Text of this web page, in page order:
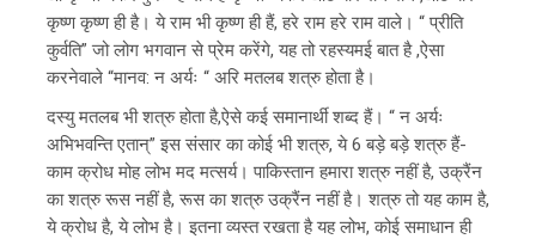
कृष्ण कृष्ण ही है। ये राम भी कृष्ण ही हैं, हरे राम हरे राम वाले। “ प्रीति
कुर्वति” जो लोग भगवान से प्रेम करेंगे, यह तो रहस्यमई बात है ,ऐसा
करनेवाले “मानव: न अर्यः “ अरि मतलब शत्रु होता है।
दस्यु मतलब भी शत्रु होता है,ऐसे कई समानार्थी शब्द हैं। “ न अर्यः
अभिभवन्ति एतान्” इस संसार का कोई भी शत्रु, ये 6 बड़े बड़े शत्रु हैं-
काम क्रोध मोह लोभ मद मत्सर्य। पाकिस्तान हमारा शत्रु नहीं है, उक्रैंन
का शत्रु रूस नहीं है, रूस का शत्रु उक्रैंन नहीं है। शत्रु तो यह काम है,
ये क्रोध है, ये लोभ है। इतना व्यस्त रखता है यह लोभ, कोई समाधान ही